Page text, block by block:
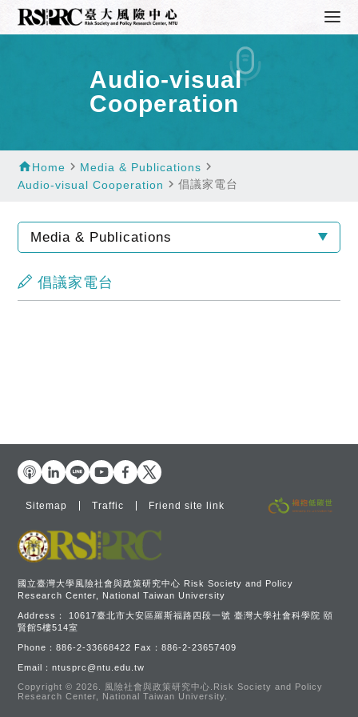
Audio-visual
Cooperation
homeHome navigate_next Media & Publications navigate_next
Audio-visual Cooperation navigate_next倡議家電台
Media & Publications
倡議家電台
國立臺灣大學風險社會與政策研究中心 Risk Society and Policy
Research Center, National Taiwan University
Address： 10617臺北市大安區羅斯福路四段一號 臺灣大學社會科學院 頤
賢館5樓514室
Phone：886-2-33668422 Fax：886-2-23657409
Email：ntusprc@ntu.edu.tw
Copyright © 2026.
風險社會與政策研究中心.Risk Society and Policy
Research Center, National Taiwan University.
Sitemap Traffic Friend site link